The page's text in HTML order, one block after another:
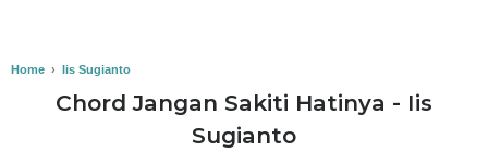
Home › Iis Sugianto
Chord Jangan Sakiti Hatinya - Iis
Sugianto